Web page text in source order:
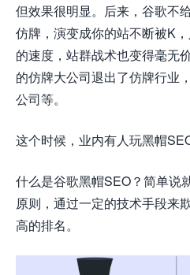
但效果很明显。后来，谷歌不
仿牌，演变成你的站不断被K
的速度，站群战术也变得毫无
的仿牌大公司退出了仿牌行业
公司等。
这个时候，业内有人玩黑帽
什么是谷歌黑帽SEO？简单说
原则，通过一定的技术手段来
高的排名。